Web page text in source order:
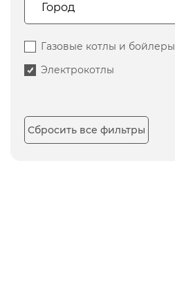
Газовые котлы и бойлеры
Электрокотлы
Сбросить все фильтры